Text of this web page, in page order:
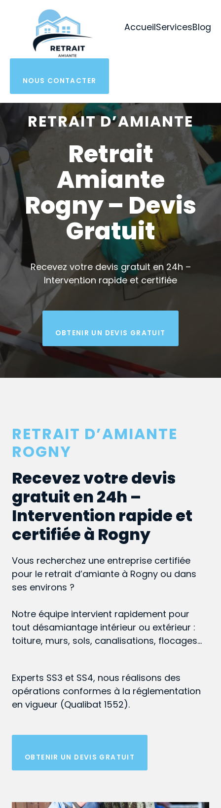
AccueilServicesBlog
NOUS CONTACTER
RETRAIT D’AMIANTE
Retrait
Amiante
Rogny – Devis
Gratuit
Recevez votre devis gratuit en 24h –
Intervention rapide et certifiée
OBTENIR UN DEVIS GRATUIT
RETRAIT D’AMIANTE
ROGNY
Recevez votre devis
gratuit en 24h –
Intervention rapide et
certifiée à Rogny
Vous recherchez une entreprise certifiée
pour le retrait d’amiante à Rogny ou dans
ses environs ?
Notre équipe intervient rapidement pour
tout désamiantage intérieur ou extérieur :
toiture, murs, sols, canalisations, flocages…
Experts SS3 et SS4, nous réalisons des
opérations conformes à la réglementation
en vigueur (Qualibat 1552).
OBTENIR UN DEVIS GRATUIT